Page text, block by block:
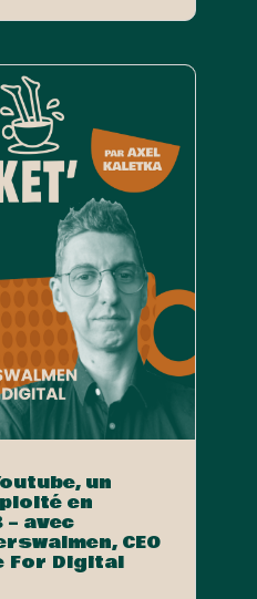
un
en
avec
CEO
For Digital